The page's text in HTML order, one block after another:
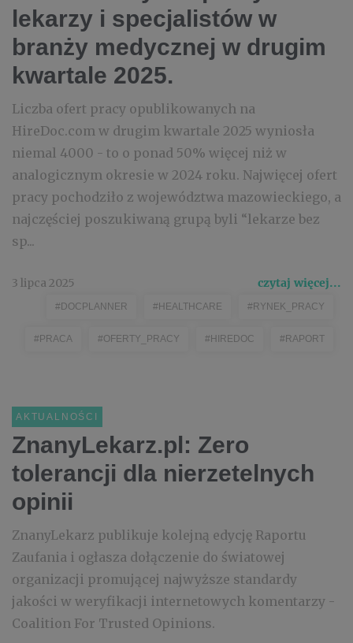
lekarzy i specjalistów w
branży medycznej w drugim
kwartale 2025.
Liczba ofert pracy opublikowanych na
HireDoc.com w drugim kwartale 2025 wyniosła
niemal 4000 - to o ponad 50% więcej niż w
analogicznym okresie w 2024 roku. Najwięcej ofert
pracy pochodziło z województwa mazowieckiego, a
najczęściej poszukiwaną grupą byli “lekarze bez
sp...
3 lipca 2025 czytaj więcej...
#DOCPLANNER #HEALTHCARE #RYNEK_PRACY
#PRACA #OFERTY_PRACY #HIREDOC #RAPORT
AKTUALNOŚCI
ZnanyLekarz.pl: Zero
tolerancji dla nierzetelnych
opinii
ZnanyLekarz publikuje kolejną edycję Raportu
Zaufania i ogłasza dołączenie do światowej
organizacji promującej najwyższe standardy
jakości w weryfikacji internetowych komentarzy -
Coalition For Trusted Opinions.